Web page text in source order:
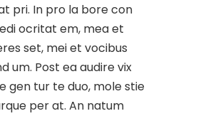
pri. In pro la bore con
ocritat em, mea et
set, mei et vocibus
um. Post ea audire vix
gen tur te duo, mole stie
per at. An natum